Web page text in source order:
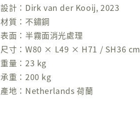
設計：Dirk van der Kooij, 2023
材質：不鏽鋼
表面：半霧面消光處理
尺寸：W80 × L49 × H71 / SH36 cm
重量：23 kg
承重：200 kg
產地：Netherlands 荷蘭